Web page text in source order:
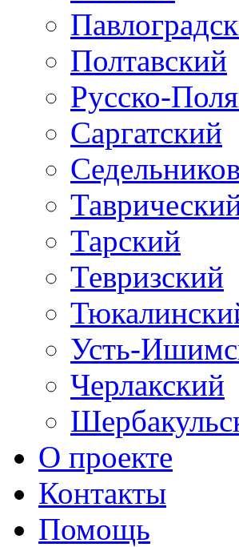
Полтавский
Русско-
Саргатский
Тарский
Тевризский
Усть-
Черлакский
О проекте
Контакты
Помощь